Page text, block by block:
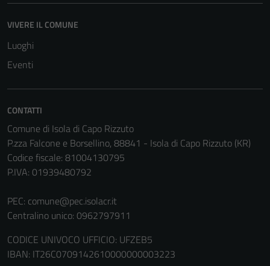
VIVERE IL COMUNE
Luoghi
Eventi
CONTATTI
Comune di Isola di Capo Rizzuto
P.zza Falcone e Borsellino, 88841 - Isola di Capo Rizzuto (KR)
Codice fiscale: 81004130795
P.IVA: 01939480792
PEC: comune@pec.isolacr.it
Centralino unico: 0962797911
CODICE UNIVOCO UFFICIO: UFZEB5
IBAN: IT26C0709142610000000003223
sono necessari
possono